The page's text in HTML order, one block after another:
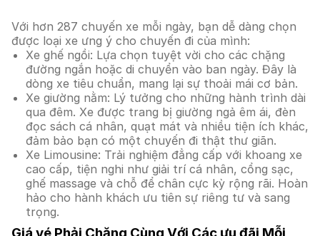
Với hơn 287 chuyến xe mỗi ngày, bạn dễ dàng chọn
được loại xe ưng ý cho chuyến đi của mình:
Xe ghế ngồi: Lựa chọn tuyệt vời cho các chặng
đường ngắn hoặc di chuyển vào ban ngày. Đây là
dòng xe tiêu chuẩn, mang lại sự thoải mái cơ bản.
Xe giường nằm: Lý tưởng cho những hành trình dài
qua đêm. Xe được trang bị giường ngả êm ái, đèn
đọc sách cá nhân, quạt mát và nhiều tiện ích khác,
đảm bảo bạn có một chuyến đi thật thư giãn.
Xe Limousine: Trải nghiệm đẳng cấp với khoang xe
cao cấp, tiện nghi như giải trí cá nhân, cổng sạc,
ghế massage và chỗ để chân cực kỳ rộng rãi. Hoàn
hảo cho hành khách ưu tiên sự riêng tư và sang
trọng.